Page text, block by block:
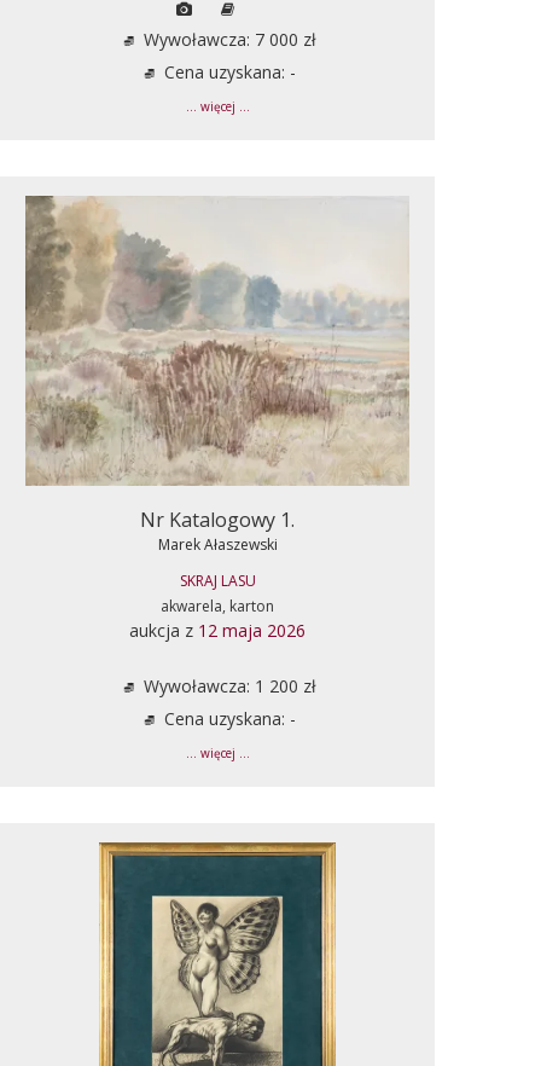
Wywoławcza: 7 000 zł
Cena uzyskana: -
... więcej ...
Nr Katalogowy 1.
Marek Ałaszewski
SKRAJ LASU
akwarela, karton
aukcja z 12 maja 2026
Wywoławcza: 1 200 zł
Cena uzyskana: -
... więcej ...